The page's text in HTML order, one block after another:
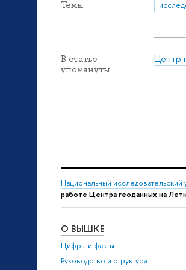
Темы
В статье
упомянуты
Центр
Национальный
работе Центра геоданных на
О ВЫШКЕ
Цифры и факты
Руководство и структура